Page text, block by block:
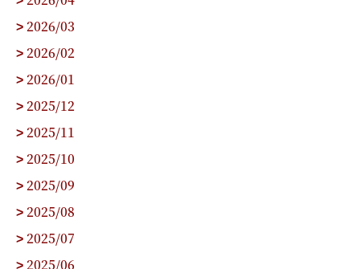
> 2026/03
> 2026/02
> 2026/01
> 2025/12
> 2025/11
> 2025/10
> 2025/09
> 2025/08
> 2025/07
> 2025/06